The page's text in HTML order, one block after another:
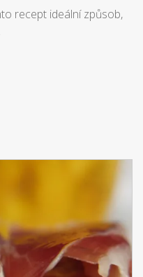
recept ideální způsob,